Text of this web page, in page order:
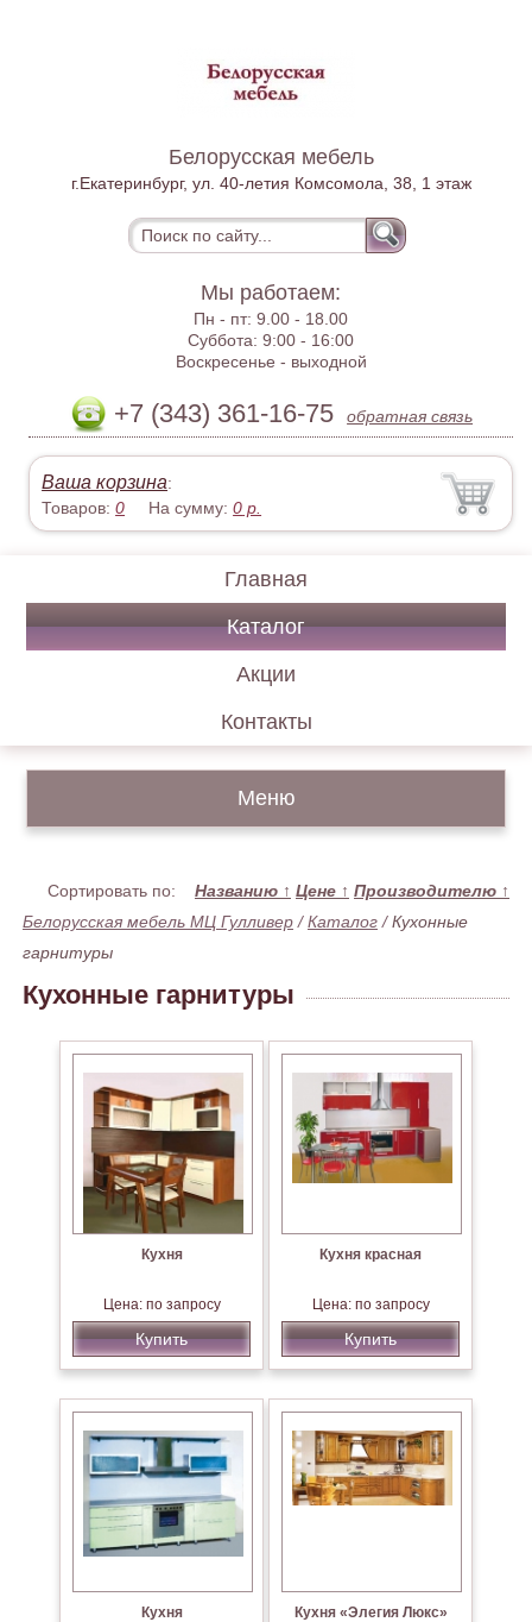
Белорусская мебель
г.Екатеринбург, ул. 40-летия Комсомола, 38, 1 этаж
Мы работаем:
Пн - пт:9.00 - 18.00
Суббота:9:00 - 16:00
Воскресенье - выходной
+7 (343) 361-16-75 обратная связь
Ваша корзина:
Товаров:0 На сумму:0 р.
Главная
Каталог
Акции
Контакты
Меню
Сортировать по: Названию ↑ Цене ↑ Производителю ↑
Белорусская мебель МЦ Гулливер /Каталог /Кухонные
гарнитуры
Кухонные гарнитуры
Кухня
Цена: по запросу
Купить
Кухня красная
Цена: по запросу
Купить
Кухня Кухня «Элегия Люкс»